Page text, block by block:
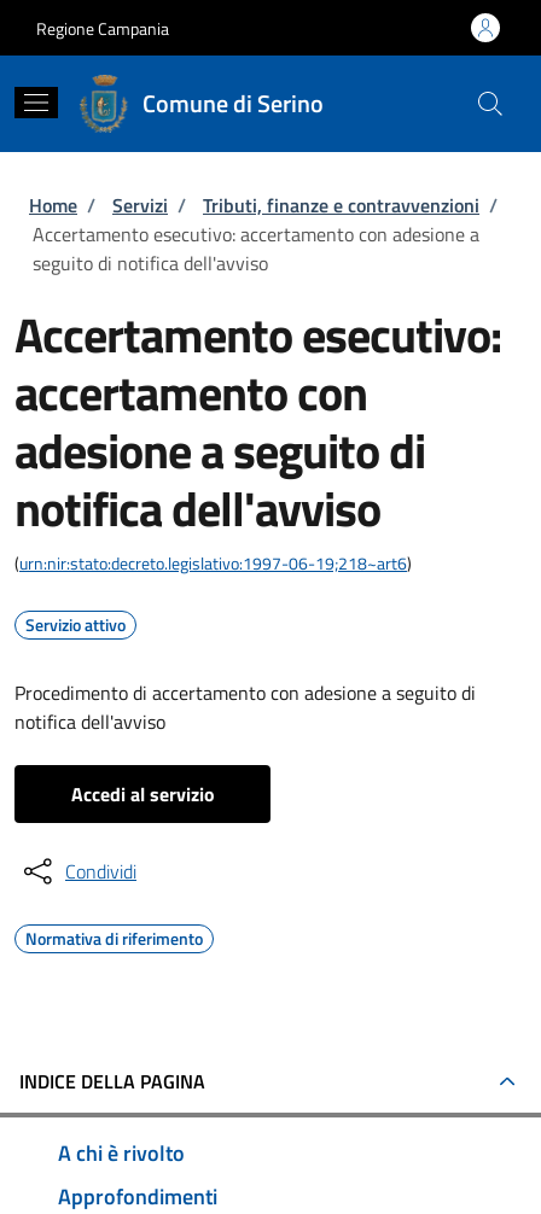
Regione Campania
Comune di Serino
Briciole di pane
Home / Servizi / Tributi, finanze e contravvenzioni /
Accertamento esecutivo: accertamento con adesione a
seguito di notifica dell'avviso
Accertamento esecutivo:
accertamento con
adesione a seguito di
notifica dell'avviso
(urn:nir:stato:decreto.legislativo:1997-06-19;218~art6)
Servizio attivo
Procedimento di accertamento con adesione a seguito di
notifica dell'avviso
Accedi al servizio
Condividi
Normativa di riferimento
INDICE DELLA PAGINA
A chi è rivolto
Approfondimenti